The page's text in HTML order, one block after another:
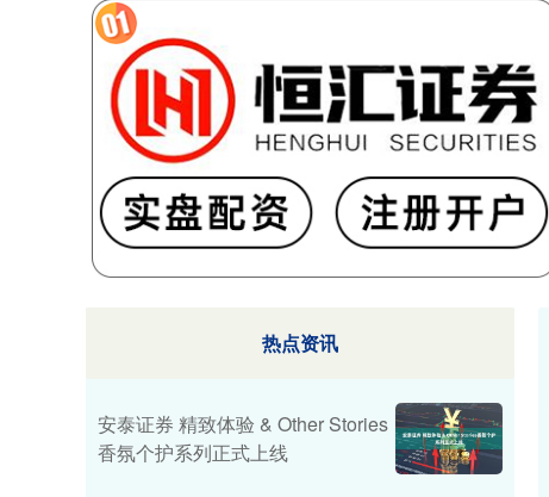
热点资讯
安泰证券 精致体验 & Other Stories
香氛个护系列正式上线